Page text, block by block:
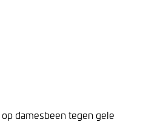
damesbeen tegen gele